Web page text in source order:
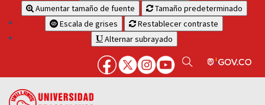
Aumentar tamaño de fuente
Tamaño predeterminado
Escala de grises
Restablecer contraste
Alternar subrayado